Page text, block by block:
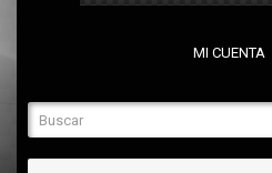
MI CUENTA